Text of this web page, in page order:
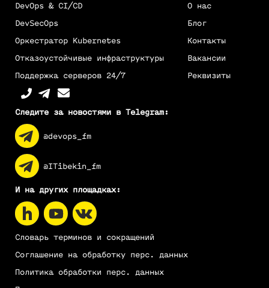
О нас
Блог
Контакты
Вакансии
Реквизиты
DevOps & CI/CD
DevSecOps
Оркестратор Kubernetes
Отказоустойчивые инфраструктуры
Поддержка серверов 24/7
Следите за новостями в Telegram:
@devops_fm
@ITibekin_fm
И на других площадках:
Словарь терминов и сокращений
Соглашение на обработку перс. данных
Политика обработки перс. данных